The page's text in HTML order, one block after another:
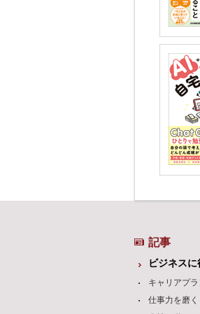
記事
ビジネスに
キャリアプラ
仕事力を磨く